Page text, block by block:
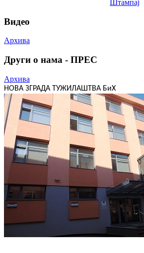
Штампај
Видео
Архива
Други о нама - ПРЕС
Архива
НОВА ЗГРАДА ТУЖИЛАШТВА БиХ